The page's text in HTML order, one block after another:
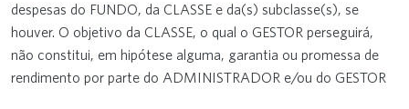
despesas do FUNDO, da CLASSE e da(s) subclasse(s), se
houver. O objetivo da CLASSE, o qual o GESTOR perseguirá,
não constitui, em hipótese alguma, garantia ou promessa de
rendimento por parte do ADMINISTRADOR e/ou do GESTOR